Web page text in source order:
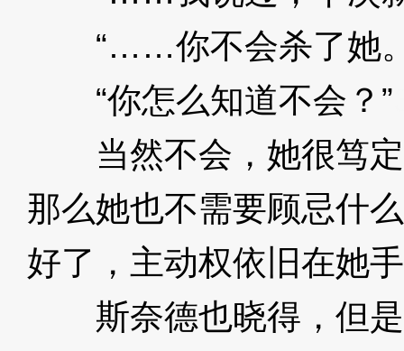
“……你不会杀了她
“你怎么知道不会？”
当然不会，她很笃定
那么她也不需要顾忌什
好了，主动权依旧在她
斯奈德也晓得，但是